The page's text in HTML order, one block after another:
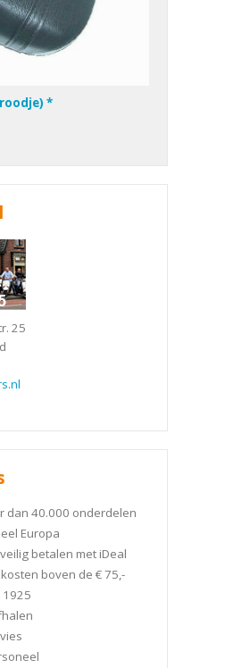
*
25
dan 40.000 onderdelen
Europa
betalen met iDeal
boven de € 75,-
1925